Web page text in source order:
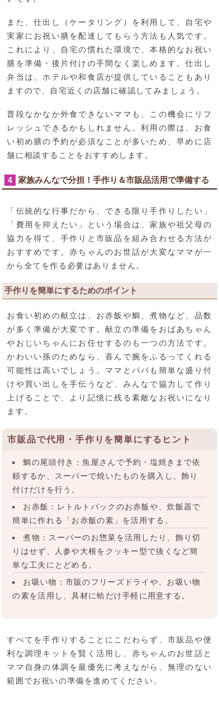
また、仕出し（ケータリング）を利用して、自宅や
実家にお祝い膳を配達してもらう方法も人気です。
これにより、自宅の慣れた環境で、本格的なお祝い
膳を準備・後片付けの手間なく楽しめます。仕出し
弁当は、ホテルや和食店が提供していることもあり
ますので、自宅近くの店舗に確認してみましょう。
普段なかなか外食できないママも、この機会にリフ
レッシュできるかもしれません。利用の際は、お食
い初め膳の予約が必須なことが多いため、早めに店
舗に相談することをおすすめします。
4 家族みんなで分担！手作り＆市販品活用で準備する
「伝統的な行事だから、できる限り手作りしたい」
「費用を抑えたい」という場合は、家族や祖父母の
協力を得て、手作りと市販品を組み合わせる方法が
おすすめです。赤ちゃんのお世話が大変なママが一
から全てを作る必要はありません。
手作りを簡単にするためのポイント
お食い初めの献立は、お赤飯や鯛、煮物など、品数
が多く準備が大変です。献立の準備をおばあちゃん
やおじいちゃんにお任せするのも一つの方法です。
かわいい孫のためなら、喜んで腕をふるってくれる
可能性は高いでしょう。ママとパパも簡単な盛り付
けや買い出しを手伝うなど、みんなで協力して作り
上げることで、より記憶に残る素敵なお祝いになり
ます。
市販品で代用・手作りを簡単にするヒント
鯛の尾頭付き：魚屋さんで予約・塩焼きまで依
頼するか、スーパーで焼いたものを購入し、飾り
付けだけを行う。
お赤飯：レトルトパックのお赤飯や、炊飯器で
簡単に作れる「お赤飯の素」を活用する。
煮物：スーパーのお惣菜を活用したり、飾り切
りはせず、人参や大根をクッキー型で抜くなど簡
単な工夫にとどめる。
お吸い物：市販のフリーズドライや、お吸い物
の素を活用し、具材に蛤だけ手軽に用意する。
すべてを手作りすることにこだわらず、市販品や便
利な調理キットを賢く活用し、赤ちゃんのお世話と
ママ自身の体調を最優先に考えながら、無理のない
範囲でお祝いの準備を進めてください。